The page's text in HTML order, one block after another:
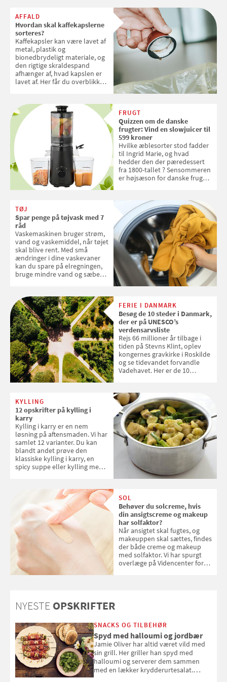
AFFALD
Hvordan skal kaffekapslerne
sorteres?
Kaffekapsler kan være lavet af
metal, plastik og
bionedbrydeligt materiale, og
den rigtige skraldespand
afhænger af, hvad kapslen er
lavet af. Her får du overblikket
FRUGT
Quizzen om de danske
frugter: Vind en slowjuicer til
599 kroner
Hvilke æblesorter stod fadder
til Ingrid Marie, og hvad
hedder den der pæredessert
fra 1800-tallet ? Sensommeren
er højsæson for danske fruger,
favoritter. Det fejrer Samvirke
med en quiz om alt det danske
frugt, vi elsker. Konkurrencen
slutter fredag d. 18. september
2026
TØJ
Spar penge på tøjvask med 7
råd
Vaskemaskinen bruger strøm,
vand og vaskemiddel, når tøjet
skal blive rent. Med små
ændringer i dine vaskevaner
kan du spare på elregningen,
bruge mindre vand og sæbe
enkle råd til at spare penge på
tøjvasken
FERIE I DANMARK
Besøg de 10 steder i Danmark,
der er på UNESCO’s
verdensarvsliste
Rejs 66 millioner år tilbage i
tiden på Stevns Klint, oplev
kongernes gravkirke i Roskilde
og se tidevandet forvandle
Vadehavet. Her er de 10
KYLLING
12 opskrifter på kylling i
karry
Kylling i karry er en nem
løsning på aftensmaden. Vi har
samlet 12 varianter. Du kan
blandt andet prøve den
klassiske kylling i karry, en
spicy suppe eller kylling med
SOL
Behøver du solcreme, hvis
din ansigtscreme og makeup
har solfaktor?
Når ansigtet skal fugtes, og
makeuppen skal sættes, findes
der både creme og makeup
med solfaktor. Vi har spurgt
overlæge på Videncenter for
NYESTE OPSKRIFTER
SNACKS OG TILBEHØR
Spyd med halloumi og jordbær
Jamie Oliver har altid været vild med
sin grill. Her griller han spyd med
halloumi og serverer dem sammen
med en lækker krydderurtesalat.